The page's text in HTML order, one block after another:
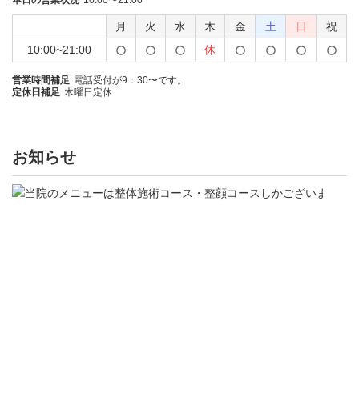
月 火 水 木 金 土 日
祝
10:00~21:00
休
営業時間補足 電話受付が9：30〜です。
定休日補足 木曜日定休
お知らせ